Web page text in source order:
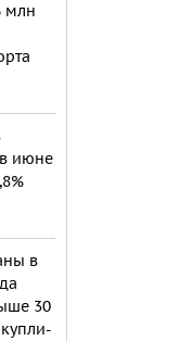
млн
в июне
в
30